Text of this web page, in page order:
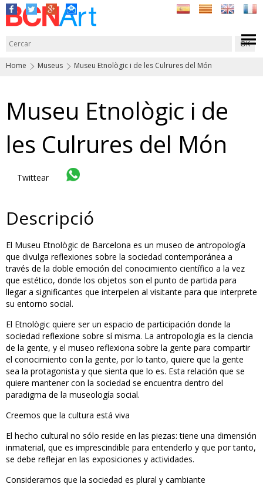
Home Museus Museu Etnològic i de les Culrures del Món
Museu Etnològic i de
les Culrures del Món
Twittear
Descripció
El Museu Etnològic de Barcelona es un museo de antropología
que divulga reflexiones sobre la sociedad contemporánea a
través de la doble emoción del conocimiento científico a la vez
que estético, donde los objetos son el punto de partida para
llegar a significantes que interpelen al visitante para que interprete
su entorno social.
El Etnològic quiere ser un espacio de participación donde la
sociedad reflexione sobre sí misma. La antropología es la ciencia
de la gente, y el museo reflexiona sobre la gente para compartir
el conocimiento con la gente, por lo tanto, quiere que la gente
sea la protagonista y que sienta que lo es. Esta relación que se
quiere mantener con la sociedad se encuentra dentro del
paradigma de la museología social.
Creemos que la cultura está viva
El hecho cultural no sólo reside en las piezas: tiene una dimensión
inmaterial, que es imprescindible para entenderlo y que por tanto,
se debe reflejar en las exposiciones y actividades.
Consideramos que la sociedad es plural y cambiante